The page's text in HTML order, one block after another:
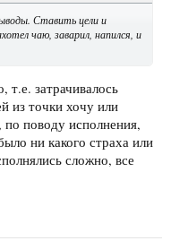
Ставить цели и
чаю, заварил, напился, и
т.е. затрачивалось
из точки хочу или
поводу исполнения,
ни какого страха или
сложно, все